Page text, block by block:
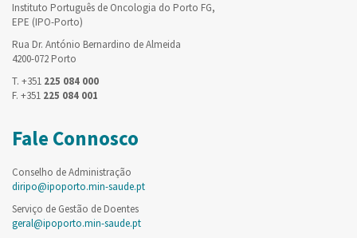
Instituto Português de Oncologia do Porto FG,
EPE (IPO-Porto)
Rua Dr. António Bernardino de Almeida
4200-072 Porto
T. +351 225 084 000
F. +351 225 084 001
Fale Connosco
Conselho de Administração
diripo@ipoporto.min-saude.pt
Serviço de Gestão de Doentes
geral@ipoporto.min-saude.pt